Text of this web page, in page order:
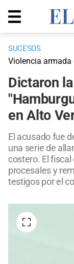
SUCESOS
Violencia armada
Dictaron
en Alto
El acusado fue
una serie de
costero. El
procesales y
testigos por el